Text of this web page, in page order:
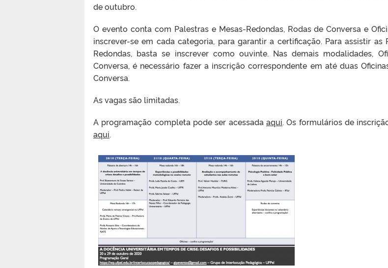
de outubro.
O evento conta com Palestras e Mesas-Redondas, Rodas de Conversa e
inscrever-se em cada categoria, para garantir a certificação. Para assistir as
Redondas, basta se inscrever como ouvinte. Nas demais modalidades,
Conversa, é necessário fazer a inscrição correspondente em até duas
Conversa.
As vagas são limitadas.
A programação completa pode ser acessada aqui. Os formulários de
aqui.